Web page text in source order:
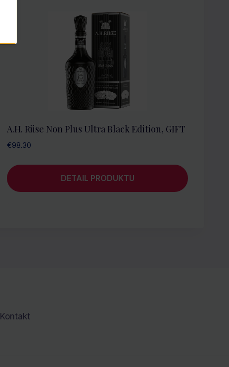
A.H. Riise Non Plus Ultra Black Edition, GIFT
€98.30
DETAIL PRODUKTU
Kontakt